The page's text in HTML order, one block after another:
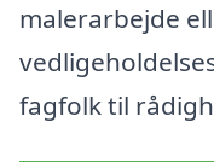
malerarbejde
fagfolk til